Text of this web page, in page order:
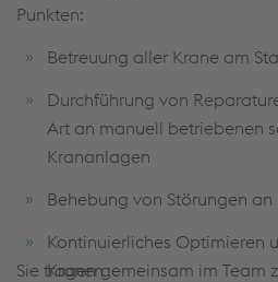
Punkten:
Betreuung aller Krane am
Durchführung von
Art an manuell betriebenen
Krananlagen
Behebung von Störungen an
Kontinuierliches Optimieren
Kranen
Sie tragen gemeinsam im Team